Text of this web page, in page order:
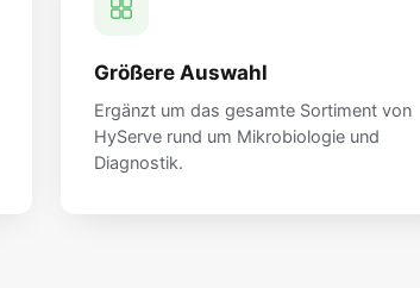
Größere Auswahl
Ergänzt um das gesamte Sortiment von
HyServe rund um Mikrobiologie und
Diagnostik.